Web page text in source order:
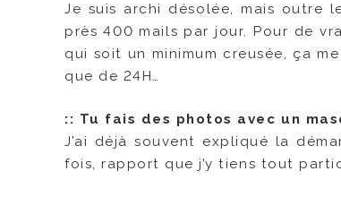
Je suis archi désolée, mais outre
près 400 mails par jour. Pour de
qui soit un minimum creusée, ça
que de 24H…
:: Tu fais des photos avec un
J’ai déjà souvent expliqué la
fois, rapport que j’y tiens tout